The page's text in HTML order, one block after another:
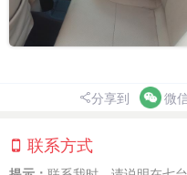
分享到 微
联系方式